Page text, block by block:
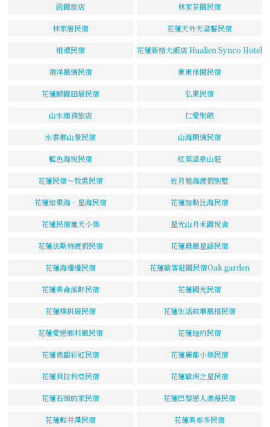
函園旅店 林家茶園民宿
林家厝民宿 花蓮天外天溫馨民宿
相遇民宿 花蓮新格大飯店 Hualien Synco Hotel
南洋風情民宿 東東休閒民宿
花蓮歸園田居民宿 弘果民宿
山水商務旅店 仁愛別館
水雲鄉山景民宿 山海閑情民宿
藍色海悅民宿 紅葉溫泉山莊
花蓮民宿～牧雲民宿 近月旭海渡假別墅
花蓮如果海．星海民宿 花蓮加勒比海民宿
花蓮民宿嵐天小築 星光山月禾園悅舍
花蓮法斯特渡假民宿 花蓮晨風星語民宿
花蓮海邊邊民宿 花蓮歐客莊園民宿Oak garden
花蓮美侖溪畔民宿 花蓮國光民宿
花蓮樸耕居民宿 花蓮生活故事風格民宿
花蓮愛戀鄉村風民宿 花蓮紐約民宿
花蓮微甜彩虹民宿 花蓮麗都小築民宿
花蓮貝拉利亞民宿 花蓮歐洲之星民宿
花蓮石頭的家民宿 花蓮巴黎戀人浪漫民宿
花蓮輕井澤民宿 花蓮美那多民宿